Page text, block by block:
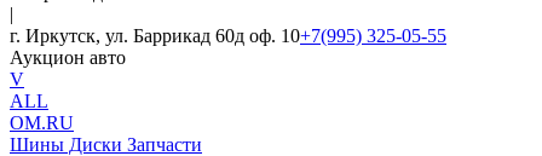
|
г. Иркутск, ул. Баррикад 60д оф. 10+7(995) 325-05-55
Аукцион авто
V
ALL
OM.RU
Шины Диски Запчасти